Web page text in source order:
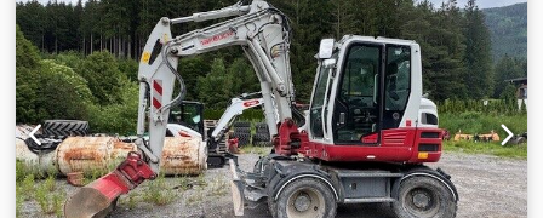
点検, キャビン,